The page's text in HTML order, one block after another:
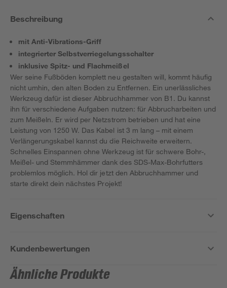
Beschreibung
mit Anti-Vibrations-Griff
integrierter Selbstverriegelungsschalter
inklusive Spitz- und Flachmeißel
Wer seine Fußböden komplett neu gestalten will, kommt häufig
nicht umhin, den alten Boden zu Entfernen. Ein unerlässliches
Werkzeug dafür ist dieser Abbruchhammer von B1. Du kannst
ihn für verschiedene Aufgaben nutzen: für Abbrucharbeiten und
zum Meißeln. Er wird per Netzstrom betrieben und hat eine
Leistung von 1250 W. Das Kabel ist 3 m lang – mit einem
Verlängerungskabel kannst du die Reichweite erweitern.
Schnelles Einspannen ohne Werkzeug ist für schwere Bohr-,
Meißel- und Stemmhämmer dank des SDS-Max-Bohrfutters
problemlos möglich. Hol dir jetzt den Abbruchhammer und
starte direkt dein nächstes Projekt!
Eigenschaften
Kundenbewertungen
Ähnliche Produkte